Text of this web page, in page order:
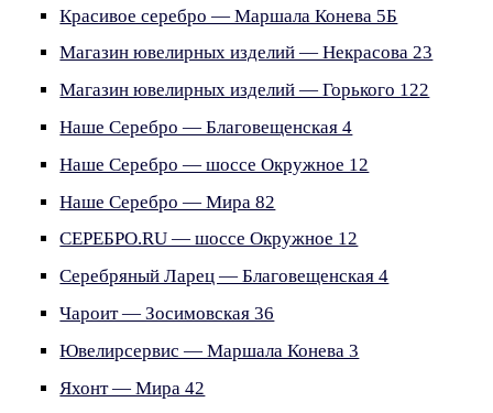
Красивое серебро — Маршала Конева 5Б
Магазин ювелирных изделий — Некрасова 23
Магазин ювелирных изделий — Горького 122
Наше Серебро — Благовещенская 4
Наше Серебро — шоссе Окружное 12
Наше Серебро — Мира 82
СЕРЕБРО.RU — шоссе Окружное 12
Серебряный Ларец — Благовещенская 4
Чароит — Зосимовская 36
Ювелирсервис — Маршала Конева 3
Яхонт — Мира 42